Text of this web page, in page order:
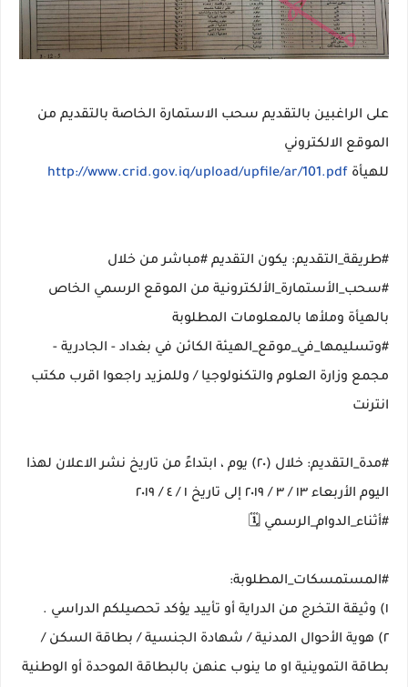
على الراغبين بالتقديم سحب الاستمارة الخاصة بالتقديم من
الموقع الالكتروني
للهيأة http://www.crid.gov.iq/upload/upfile/ar/101.pdf
#طريقة_التقديم: يكون التقديم #مباشر من خلال
#سحب_الأستمارة_الألكترونية من الموقع الرسمي الخاص
بالهيأة وملأها بالمعلومات المطلوبة
#وتسليمها_في_موقع_الهيئة الكائن في بغداد - الجادرية -
مجمع وزارة العلوم والتكنولوجيا / وللمزيد راجعوا اقرب مكتب
انترنت
#مدة_التقديم: خلال (٢٠) يوم ، ابتداءً من تاريخ نشر الاعلان لهذا
اليوم الأربعاء ١٣ / ٣ / ٢٠١٩ إلى تاريخ ١ / ٤ / ٢٠١٩
#أثناء_الدوام_الرسمي 🗓
#المستمسكات_المطلوبة:
١) وثيقة التخرج من الدراية أو تأييد يؤكد تحصيلكم الدراسي .
٢) هوية الأحوال المدنية / شهادة الجنسية / بطاقة السكن /
بطاقة التموينية او ما ينوب عنهن بالبطاقة الموحدة أو الوطنية